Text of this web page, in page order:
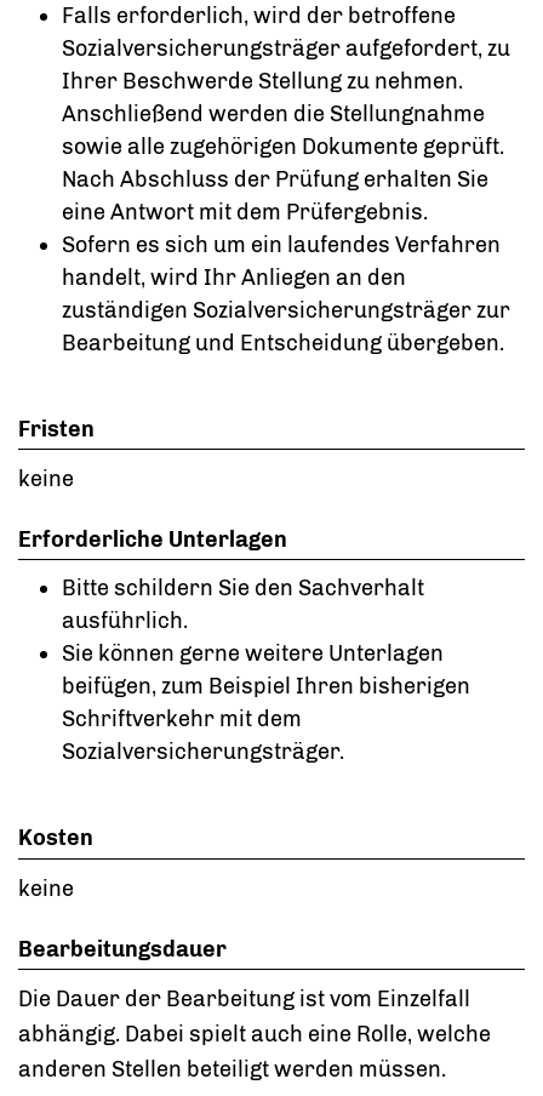
Falls erforderlich, wird der betroffene
Sozialversicherungsträger aufgefordert, zu
Ihrer Beschwerde Stellung zu nehmen.
Anschließend werden die Stellungnahme
sowie alle zugehörigen Dokumente geprüft.
Nach Abschluss der Prüfung erhalten Sie
eine Antwort mit dem Prüfergebnis.
Sofern es sich um ein laufendes Verfahren
handelt, wird Ihr Anliegen an den
zuständigen Sozialversicherungsträger zur
Bearbeitung und Entscheidung übergeben.
Fristen
keine
Erforderliche Unterlagen
Bitte schildern Sie den Sachverhalt
ausführlich.
Sie können gerne weitere Unterlagen
beifügen, zum Beispiel Ihren bisherigen
Schriftverkehr mit dem
Sozialversicherungsträger.
Kosten
keine
Bearbeitungsdauer
Die Dauer der Bearbeitung ist vom Einzelfall
abhängig. Dabei spielt auch eine Rolle, welche
anderen Stellen beteiligt werden müssen.